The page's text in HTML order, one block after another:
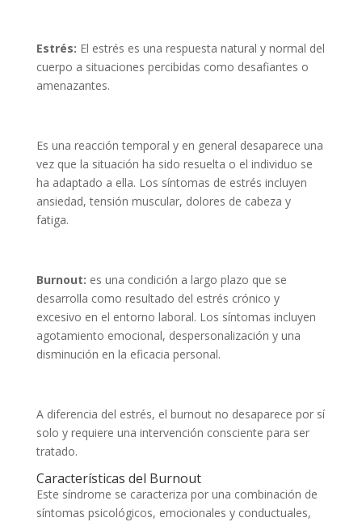
Estrés: El estrés es una respuesta natural y normal del
cuerpo a situaciones percibidas como desafiantes o
amenazantes.
Es una reacción temporal y en general desaparece una
vez que la situación ha sido resuelta o el individuo se
ha adaptado a ella. Los síntomas de estrés incluyen
ansiedad, tensión muscular, dolores de cabeza y
fatiga.
Burnout: es una condición a largo plazo que se
desarrolla como resultado del estrés crónico y
excesivo en el entorno laboral. Los síntomas incluyen
agotamiento emocional, despersonalización y una
disminución en la eficacia personal.
A diferencia del estrés, el burnout no desaparece por sí
solo y requiere una intervención consciente para ser
tratado.
Características del Burnout
Este síndrome se caracteriza por una combinación de
síntomas psicológicos, emocionales y conductuales,